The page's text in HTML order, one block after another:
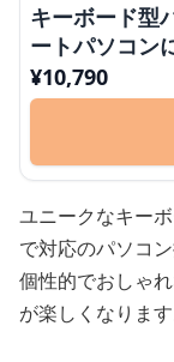
キーボード型
ートパソコン
¥10,790
ユニークなキー
で対応のパソコ
個性的でおしゃ
が楽しくなります